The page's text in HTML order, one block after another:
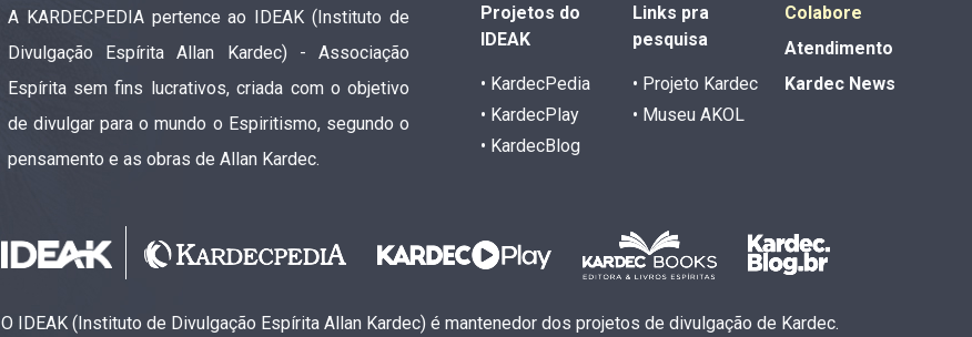
A KARDECPEDIA pertence ao IDEAK (Instituto de
Divulgação Espírita Allan Kardec) - Associação
Espírita sem fins lucrativos, criada com o objetivo
de divulgar para o mundo o Espiritismo, segundo o
pensamento e as obras de Allan Kardec.
Projetos do
IDEAK
• KardecPedia
• KardecPlay
• KardecBlog
Links pra
pesquisa
• Projeto Kardec
• Museu AKOL
Colabore
Atendimento
Kardec News
O IDEAK (Instituto de Divulgação Espírita Allan Kardec) é mantenedor dos projetos de divulgação de Kardec.